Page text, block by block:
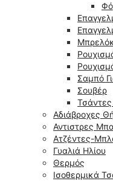
Σαμπό
Σουβέρ
Τσάντες
Αδιάβροχες
Αντιστρες
Ατζέντες-
Γυαλιά Ηλίου
Θερμός
Ισοθερμικά